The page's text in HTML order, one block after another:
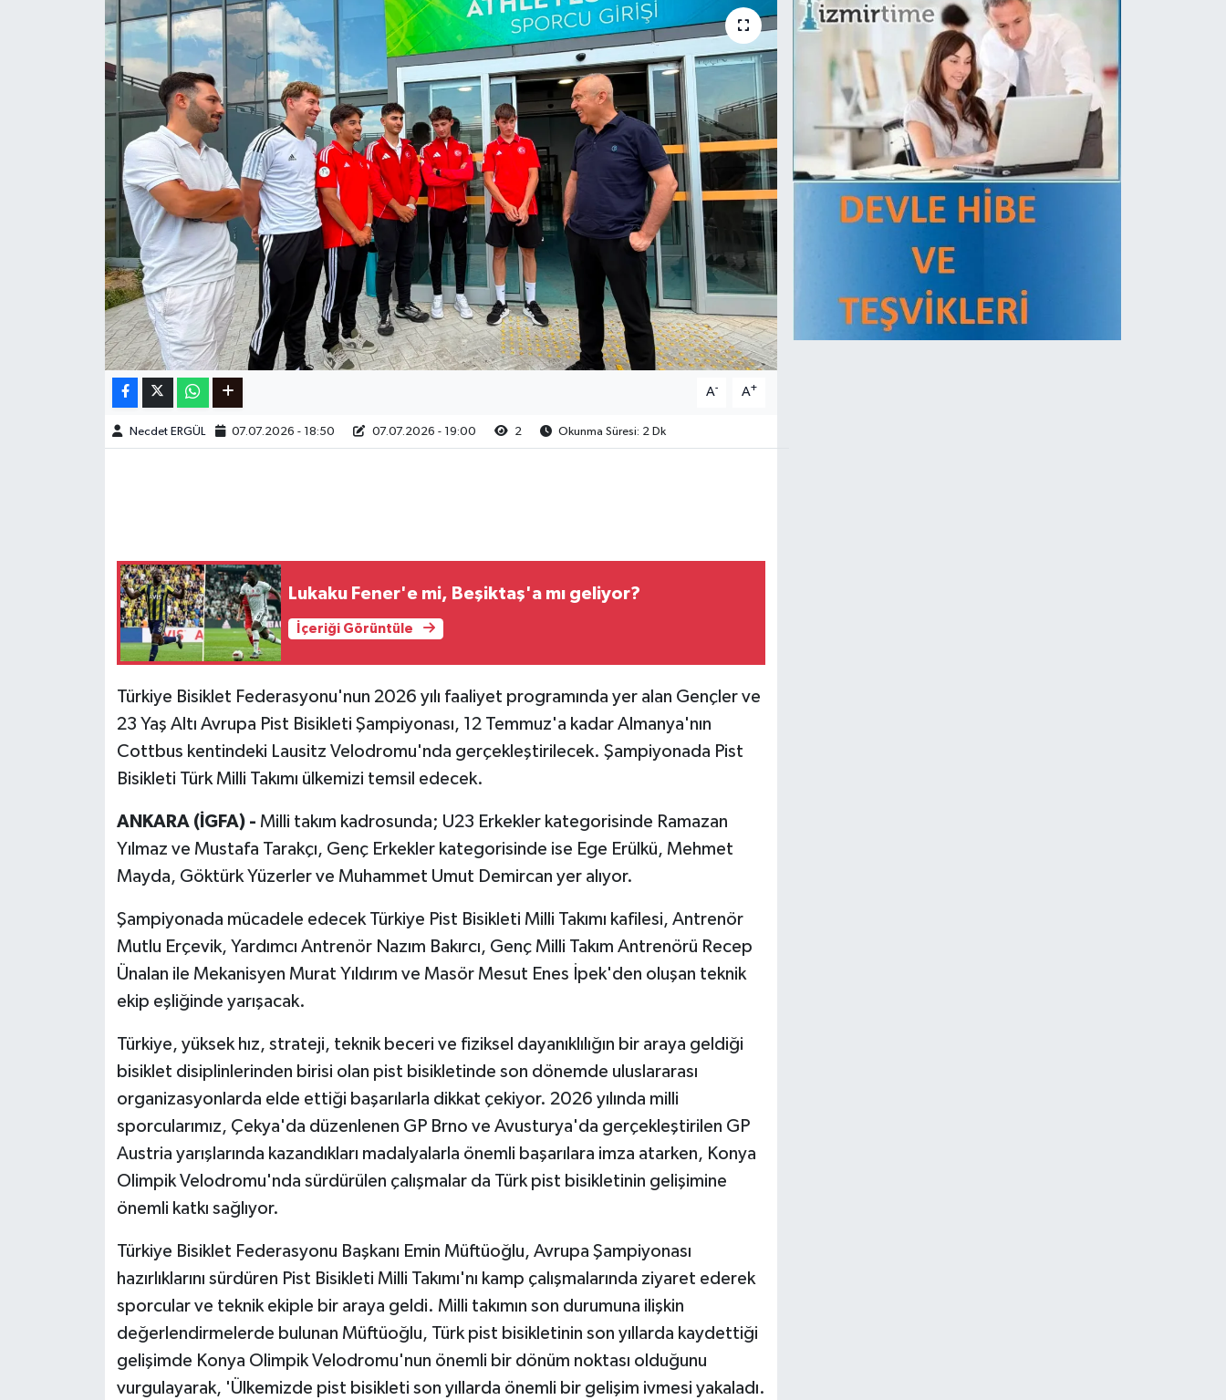
A- A+
Necdet ERGÜL 07.07.2026 - 18:50 07.07.2026 - 19:00 2 Okunma Süresi: 2 Dk
Lukaku Fener'e mi, Beşiktaş'a mı geliyor?
İçeriği Görüntüle
Türkiye Bisiklet Federasyonu'nun 2026 yılı faaliyet programında yer alan Gençler ve
23 Yaş Altı Avrupa Pist Bisikleti Şampiyonası, 12 Temmuz'a kadar Almanya'nın
Cottbus kentindeki Lausitz Velodromu'nda gerçekleştirilecek. Şampiyonada Pist
Bisikleti Türk Milli Takımı ülkemizi temsil edecek.
ANKARA (İGFA) - Milli takım kadrosunda; U23 Erkekler kategorisinde Ramazan
Yılmaz ve Mustafa Tarakçı, Genç Erkekler kategorisinde ise Ege Erülkü, Mehmet
Mayda, Göktürk Yüzerler ve Muhammet Umut Demircan yer alıyor.
Şampiyonada mücadele edecek Türkiye Pist Bisikleti Milli Takımı kafilesi, Antrenör
Mutlu Erçevik, Yardımcı Antrenör Nazım Bakırcı, Genç Milli Takım Antrenörü Recep
Ünalan ile Mekanisyen Murat Yıldırım ve Masör Mesut Enes İpek'den oluşan teknik
ekip eşliğinde yarışacak.
Türkiye, yüksek hız, strateji, teknik beceri ve fiziksel dayanıklılığın bir araya geldiği
bisiklet disiplinlerinden birisi olan pist bisikletinde son dönemde uluslararası
organizasyonlarda elde ettiği başarılarla dikkat çekiyor. 2026 yılında milli
sporcularımız, Çekya'da düzenlenen GP Brno ve Avusturya'da gerçekleştirilen GP
Austria yarışlarında kazandıkları madalyalarla önemli başarılara imza atarken, Konya
Olimpik Velodromu'nda sürdürülen çalışmalar da Türk pist bisikletinin gelişimine
önemli katkı sağlıyor.
Türkiye Bisiklet Federasyonu Başkanı Emin Müftüoğlu, Avrupa Şampiyonası
hazırlıklarını sürdüren Pist Bisikleti Milli Takımı'nı kamp çalışmalarında ziyaret ederek
sporcular ve teknik ekiple bir araya geldi. Milli takımın son durumuna ilişkin
değerlendirmelerde bulunan Müftüoğlu, Türk pist bisikletinin son yıllarda kaydettiği
gelişimde Konya Olimpik Velodromu'nun önemli bir dönüm noktası olduğunu
vurgulayarak, 'Ülkemizde pist bisikleti son yıllarda önemli bir gelişim ivmesi yakaladı.